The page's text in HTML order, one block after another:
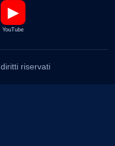
▶
YouTube
riservati